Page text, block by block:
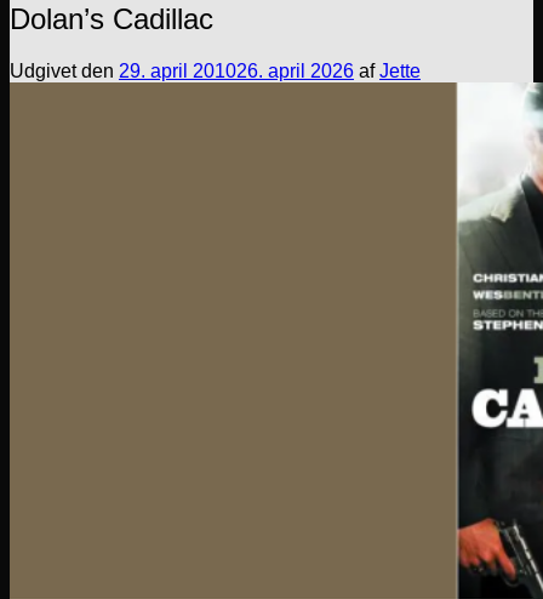
Dolan’s Cadillac
Udgivet den 29. april 201026. april 2026 afJette